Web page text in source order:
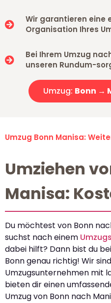
Wir garantieren eine
Organisation Ihres
Bei Ihrem Umzug
unseren Rundum-
Umzug: Bonn →
Umzug Bonn Manisa:
Umziehen
Manisa:
Du möchtest von Bonn
suchst nach einem
dabei hilft? Dann bist du
Bonn genau richtig! Wir
Umzugsunternehmen mit
bieten dir einen
Umzug von Bonn nach